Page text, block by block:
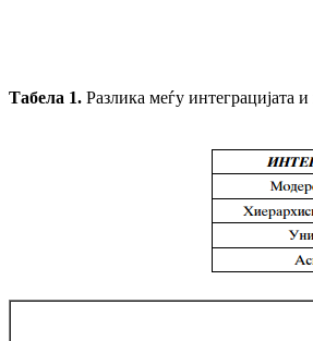
Табела 1. Разлика меѓу интеграцијата